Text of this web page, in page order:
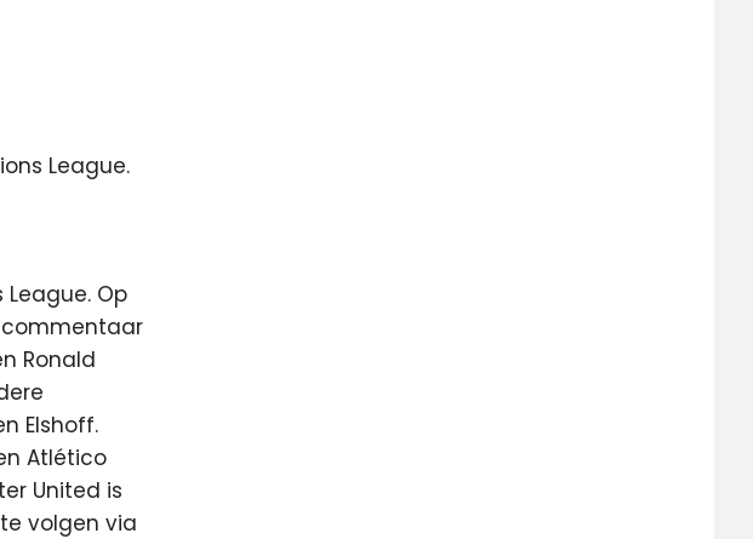
League.
Op
commentaar
Ronald
Elshoff.
Atlético
United is
volgen via